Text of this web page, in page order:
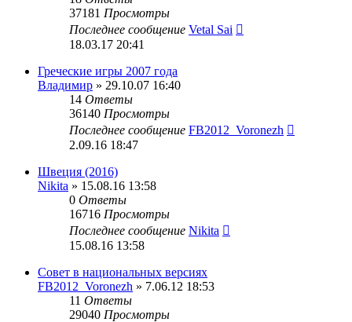
37181 Просмотры
Последнее сообщение Vetal Sai
18.03.17 20:41
Греческие игры 2007 года
Владимир » 29.10.07 16:40
14 Ответы
36140 Просмотры
Последнее сообщение FB2012_Voronezh
2.09.16 18:47
Швеция (2016)
Nikita » 15.08.16 13:58
0 Ответы
16716 Просмотры
Последнее сообщение Nikita
15.08.16 13:58
Совет в национальных версиях
FB2012_Voronezh » 7.06.12 18:53
11 Ответы
29040 Просмотры